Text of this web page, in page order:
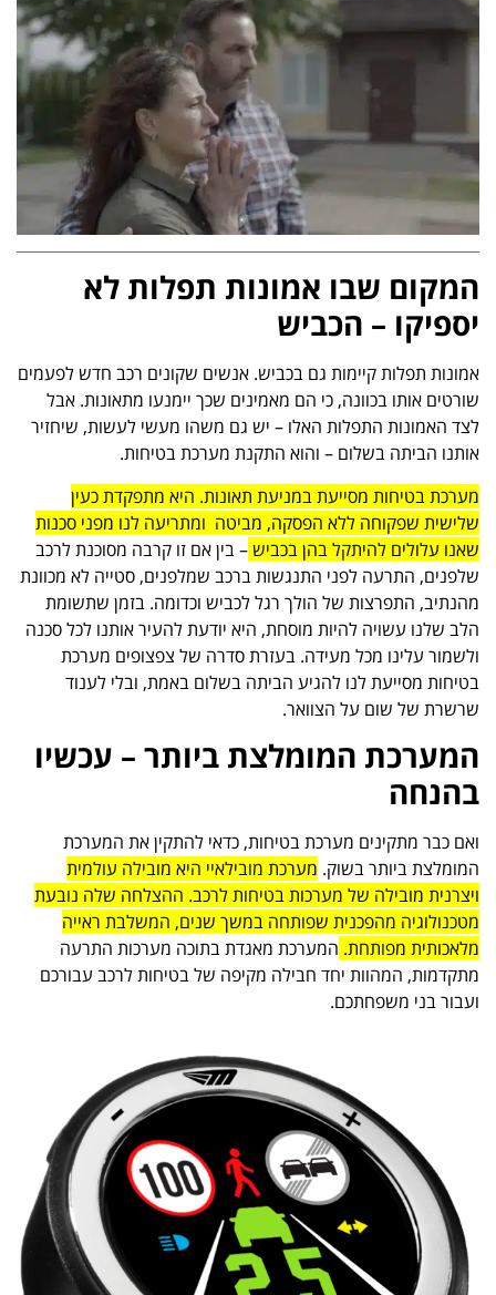
המקום שבו אמונות תפלות לא
יספיקו – הכביש
אמונות תפלות קיימות גם בכביש. אנשים שקונים רכב חדש לפעמים
שורטים אותו בכוונה, כי הם מאמינים שכך יימנעו מתאונות. אבל
לצד האמונות התפלות האלו – יש גם משהו מעשי לעשות, שיחזיר
אותנו הביתה בשלום – והוא התקנת מערכת בטיחות.
מערכת בטיחות מסייעת במניעת תאונות. היא מתפקדת כעין
שלישית שפקוחה ללא הפסקה, מביטה ומתריעה לנו מפני סכנות
שאנו עלולים להיתקל בהן בכביש– בין אם זו קרבה מסוכנת לרכב
שלפנים, התרעה לפני התנגשות ברכב שמלפנים, סטייה לא מכוונת
מהנתיב, התפרצות של הולך רגל לכביש וכדומה. בזמן שתשומת
הלב שלנו עשויה להיות מוסחת, היא יודעת להעיר אותנו לכל סכנה
ולשמור עלינו מכל מעידה. בעזרת סדרה של צפצופים מערכת
בטיחות מסייעת לנו להגיע הביתה בשלום באמת, ובלי לענוד
שרשרת של שום על הצוואר.
המערכת המומלצת ביותר – עכשיו
בהנחה
ואם כבר מתקינים מערכת בטיחות, כדאי להתקין את המערכת
המומלצת ביותר בשוק. מערכת מובילאיי היא מובילה עולמית
ויצרנית מובילה של מערכות בטיחות לרכב. ההצלחה שלה נובעת
מטכנולוגיה מהפכנית שפותחה במשך שנים, המשלבת ראייה
מלאכותית מפותחת. המערכת מאגדת בתוכה מערכות התרעה
מתקדמות, המהוות יחד חבילה מקיפה של בטיחות לרכב עבורכם
ועבור בני משפחתכם.